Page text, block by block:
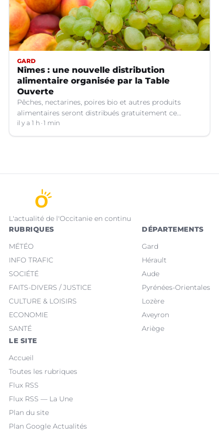
GARD
Nîmes : une nouvelle distribution
alimentaire organisée par la Table
Ouverte
Pêches, nectarines, poires bio et autres produits
alimentaires seront distribués gratuitement ce
vendredi 7 août par les bénévoles de la Table Ouverte
à Nîmes (Gard).
il y a 1 h 1 min
L'actualité de l'Occitanie en continu
RUBRIQUES
MÉTÉO
INFO TRAFIC
SOCIÉTÉ
FAITS-DIVERS / JUSTICE
CULTURE & LOISIRS
ECONOMIE
SANTÉ
DÉPARTEMENTS
Gard
Hérault
Aude
Pyrénées-Orientales
Lozère
Aveyron
Ariège
LE SITE
Accueil
Toutes les rubriques
Flux RSS
Flux RSS — La Une
Plan du site
Plan Google Actualités